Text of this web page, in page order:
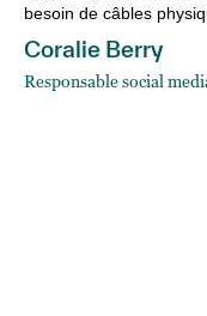
besoin de câbles
Coralie Berry
Responsable social